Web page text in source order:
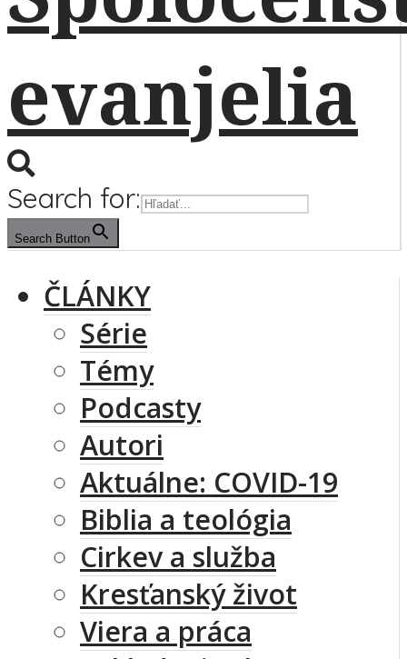
Search for:
Search Button
ČLÁNKY
Série
Témy
Podcasty
Autori
Aktuálne: COVID-19
Biblia a teológia
Cirkev a služba
Kresťanský život
Viera a práca